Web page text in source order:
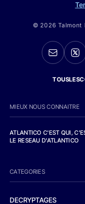
© 2026 Talmont
MIEUX NOUS CONNAITRE
ATLANTICO C'EST QUI,
LE RESEAU D'ATLANTICO
CATEGORIES
DECRYPTAGES